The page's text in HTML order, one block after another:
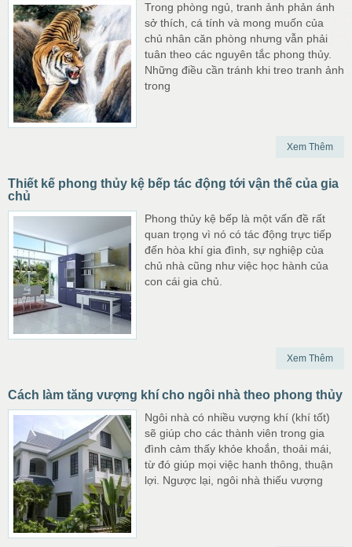
Trong phòng ngủ, tranh ảnh phản ánh
sở thích, cá tính và mong muốn của
chủ nhân căn phòng nhưng vẫn phải
tuân theo các nguyên tắc phong thủy.
Những điều cần tránh khi treo tranh ảnh
trong
Xem Thêm
Thiết kế phong thủy kệ bếp tác động tới vận thế của gia
chủ
Phong thủy kệ bếp là một vấn đề rất
quan trọng vì nó có tác động trực tiếp
đến hòa khí gia đình, sự nghiệp của
chủ nhà cũng như việc học hành của
con cái gia chủ.
Xem Thêm
Cách làm tăng vượng khí cho ngôi nhà theo phong thủy
Ngôi nhà có nhiều vượng khí (khí tốt)
sẽ giúp cho các thành viên trong gia
đình cảm thấy khỏe khoắn, thoải mái,
từ đó giúp mọi việc hanh thông, thuận
lợi. Ngược lại, ngôi nhà thiếu vượng